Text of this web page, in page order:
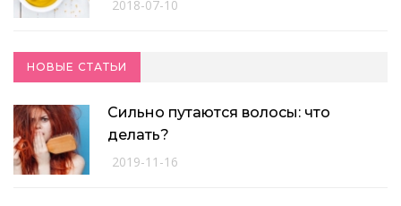
2018-07-10
НОВЫЕ СТАТЬИ
Сильно путаются волосы: что
делать?
2019-11-16